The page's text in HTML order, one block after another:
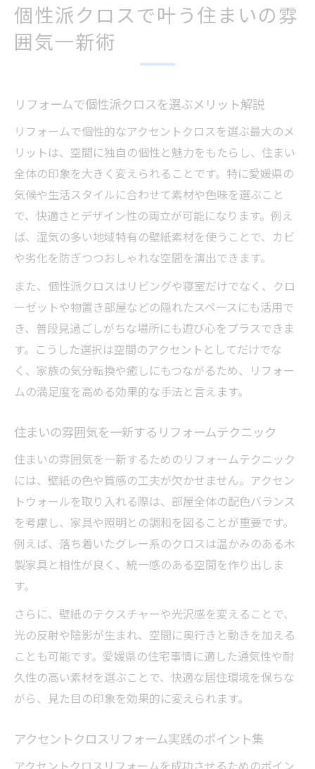
個性派クロスで叶う住まいの雰
囲気一新術
リフォームで個性派クロスを選ぶメリット解説
リフォームで個性的なアクセントクロスを選ぶ最大のメ
リットは、空間に独自の個性と魅力をもたらし、住まい
全体の印象を大きく変えられることです。特に愛媛県の
気候や生活スタイルに合わせて素材や色味を選ぶこと
で、快適さとデザイン性の両立が可能になります。例え
ば、湿気の多い地域特有の壁紙素材を使うことで、カビ
や劣化を防ぎつつおしゃれな空間を演出できます。
また、個性派クロスはリビングや寝室だけでなく、クロ
ーゼットや物置き部屋などの隠れたスペースにも活用で
き、普段見過ごしがちな場所にも遊び心をプラスできま
す。こうした選択は空間のアクセントとしてだけでな
く、家族の気分転換や癒しにもつながるため、リフォー
ムの満足度を高める効果的な手法と言えます。
住まいの雰囲気を一新するリフォームテクニック
住まいの雰囲気を一新するためのリフォームテクニック
には、壁紙の色や質感の工夫が欠かせません。アクセン
トウォールを取り入れる際は、部屋全体の配色バランス
を考慮し、家具や照明との調和を図ることが重要です。
例えば、落ち着いたグレー系のクロスは温かみのある木
製家具と相性が良く、統一感のある空間を作り出しま
す。
さらに、壁紙のテクスチャーや光沢感を変えることで、
光の反射や陰影が生まれ、空間に奥行きと動きを加える
ことも可能です。愛媛県の住宅事情に適した通気性や耐
久性の高い素材を選ぶことで、快適な居住環境を保ちな
がら、見た目の印象を効果的に変えられます。
アクセントクロスリフォーム実践のポイント集